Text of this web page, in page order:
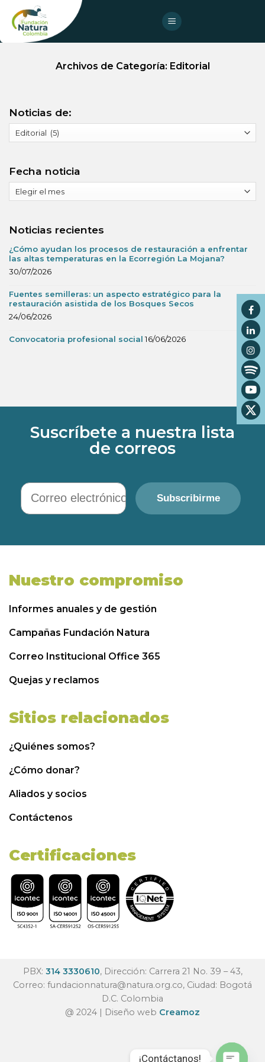
content
Archivos de Categoría: Editorial
Noticias de:
de:
Fecha noticia
noticia
Noticias recientes
¿Cómo ayudan los procesos de restauración a enfrentar
las altas temperaturas en la Ecorregión La Mojana?
30/07/2026
Fuentes semilleras: un aspecto estratégico para la
restauración asistida de los Bosques Secos
24/06/2026
Convocatoria profesional social 16/06/2026
Suscríbete a nuestra lista
de correos
Correo electrónico
Subscribirme
Nuestro compromiso
Informes anuales y de gestión
Campañas Fundación Natura
Correo Institucional Office 365
Quejas y reclamos
Sitios relacionados
¿Quiénes somos?
¿Cómo donar?
Aliados y socios
Contáctenos
Certificaciones
PBX: 314 3330610, Dirección: Carrera 21 No. 39 – 43,
Correo: fundacionnatura@natura.org.co, Ciudad: Bogotá
D.C. Colombia
@ 2024 | Diseño web Creamoz
¡Contáctanos!